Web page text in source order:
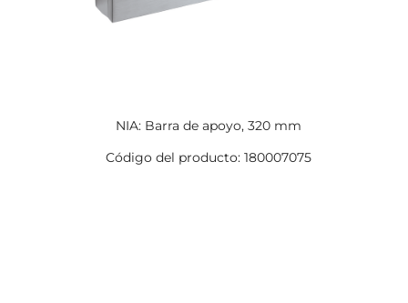
NIA: Barra de apoyo, 320 mm
Código del producto: 180007075